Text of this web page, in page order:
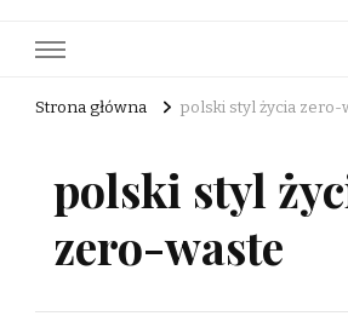
Strona główna polski styl życia zero-
polski styl
zero-waste